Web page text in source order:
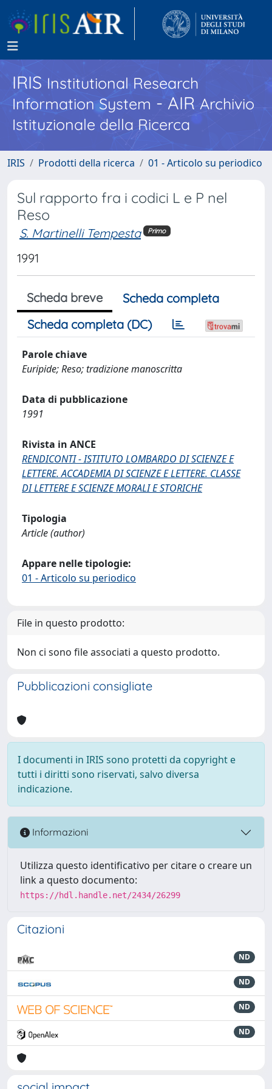
IRISInstitutional Research
Information System - AIR Archivio
Istituzionale della Ricerca
IRIS Prodotti della ricerca 01 - Articolo su periodico
Sul rapporto fra i codici L e P nel
Reso
S. Martinelli Tempesta Primo
1991
Scheda breve
Scheda completa
Scheda completa (DC)
Parole chiave
Euripide; Reso; tradizione manoscritta
Data di pubblicazione
1991
Rivista in ANCE
RENDICONTI - ISTITUTO LOMBARDO DI SCIENZE E
LETTERE. ACCADEMIA DI SCIENZE E LETTERE. CLASSE
DI LETTERE E SCIENZE MORALI E STORICHE
Tipologia
Article (author)
Appare nelle tipologie:
01 - Articolo su periodico
File in questo prodotto:
Non ci sono file associati a questo prodotto.
Pubblicazioni consigliate
I documenti in IRIS sono protetti da copyright e
tutti i diritti sono riservati, salvo diversa
indicazione.
Informazioni
Utilizza questo identificativo per citare o creare un
link a questo documento:
https://hdl.handle.net/2434/26299
Citazioni
ND
ND
ND
ND